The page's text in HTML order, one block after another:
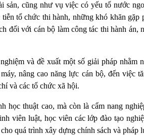
sản, cũng như vụ việc có yếu tố nước
tổ chức thi hành, những khó khăn
đối với cán bộ làm công tác thi hành án,
và đề xuất một số giải pháp nhằm
nâng cao năng lực cán bộ, đến việc
và các tổ chức xã hội.
học thuật cao, mà còn là cẩm nang
viên luật, học viên các lớp đào tạo
quá trình xây dựng chính sách và